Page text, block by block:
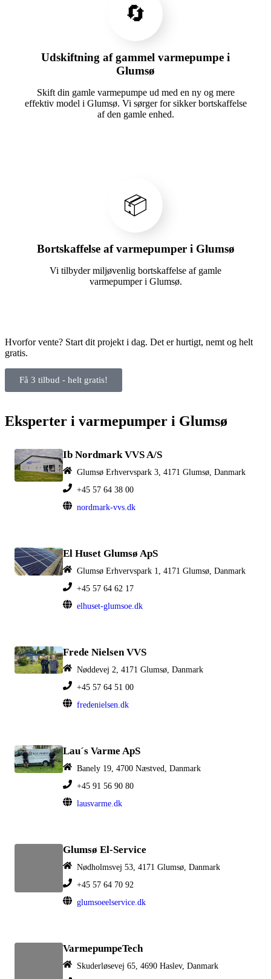
🔄
Udskiftning af gammel varmepumpe i
Glumsø
Skift din gamle varmepumpe ud med en ny og mere
effektiv model i Glumsø. Vi sørger for sikker bortskaffelse
af den gamle enhed.
📦
Bortskaffelse af varmepumper i Glumsø
Vi tilbyder miljøvenlig bortskaffelse af gamle
varmepumper i Glumsø.
Hvorfor vente? Start dit projekt i dag. Det er hurtigt, nemt og helt
gratis.
Få 3 tilbud - helt gratis!
Eksperter i varmepumper i Glumsø
Ib Nordmark VVS A/S
Glumsø Erhvervspark 3, 4171 Glumsø, Danmark
+45 57 64 38 00
nordmark-vvs.dk
El Huset Glumsø ApS
Glumsø Erhvervspark 1, 4171 Glumsø, Danmark
+45 57 64 62 17
elhuset-glumsoe.dk
Frede Nielsen VVS
Nøddevej 2, 4171 Glumsø, Danmark
+45 57 64 51 00
fredenielsen.dk
Lau´s Varme ApS
Banely 19, 4700 Næstved, Danmark
+45 91 56 90 80
lausvarme.dk
Glumsø El-Service
Nødholmsvej 53, 4171 Glumsø, Danmark
+45 57 64 70 92
glumsoeelservice.dk
VarmepumpeTech
Skuderløsevej 65, 4690 Haslev, Danmark